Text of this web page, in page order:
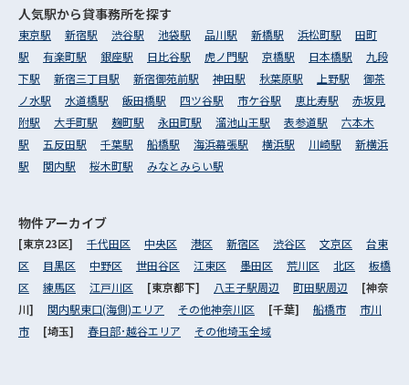
人気駅から貸事務所を探す
東京駅 新宿駅 渋谷駅 池袋駅 品川駅 新橋駅 浜松町駅
田町
駅
有楽町駅 銀座駅 日比谷駅 虎ノ門駅 京橋駅 日本橋駅
九段
下駅
新宿三丁目駅 新宿御苑前駅 神田駅 秋葉原駅 上野駅
御茶
ノ水駅
水道橋駅 飯田橋駅 四ツ谷駅 市ケ谷駅 恵比寿駅
赤坂見
附駅
大手町駅 麹町駅 永田町駅 溜池山王駅 表参道駅
六本木
駅
五反田駅 千葉駅 船橋駅 海浜幕張駅 横浜駅 川崎駅
新横浜
駅
関内駅 桜木町駅 みなとみらい駅
物件アーカイブ
[東京23区] 千代田区 中央区 港区 新宿区 渋谷区 文京区
台東
区
目黒区 中野区 世田谷区 江東区 墨田区 荒川区 北区
板橋
区
練馬区 江戸川区 [東京都下] 八王子駅周辺 町田駅周辺
[神奈
川] 関内駅東口(海側)エリア その他神奈川区 [千葉] 船橋市
市川
市
[埼玉] 春日部･越谷エリア その他埼玉全域